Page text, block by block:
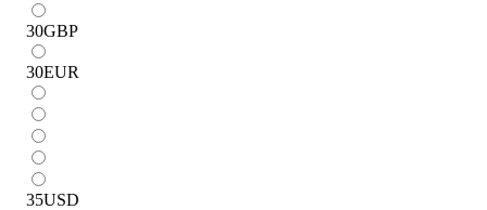
30GBP
30EUR
35USD